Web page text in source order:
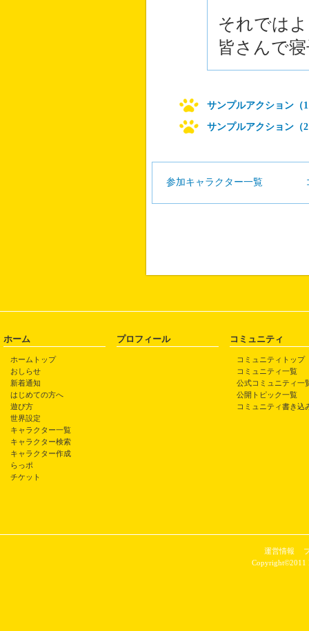
それでは
皆さんで
サンプルアクション（
サンプルアクション（
参加キャラクター一覧
ホーム
ホームトップ
おしらせ
新着通知
はじめての方へ
遊び方
世界設定
キャラクター一覧
キャラクター検索
キャラクター作成
らっポ
チケット
プロフィール コミュニティ
コミュニティトップ
コミュニティ一覧
公式コミュニティ一
公開トピック一覧
コミュニティ書き込
運営情報
Copyright©2011